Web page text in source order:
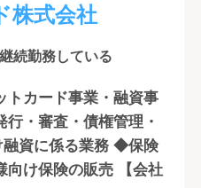
株式会社
続勤務している
トカード事業・融資事
・審査・債権管理・
融資に係る業務 ◆保険
向け保険の販売 【会社